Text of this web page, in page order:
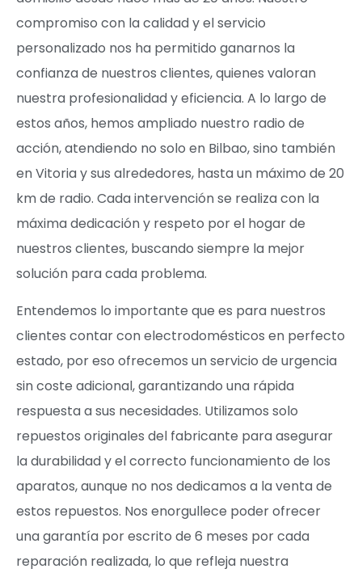
compromiso con la calidad y el servicio
personalizado nos ha permitido ganarnos la
confianza de nuestros clientes, quienes valoran
nuestra profesionalidad y eficiencia. A lo largo de
estos años, hemos ampliado nuestro radio de
acción, atendiendo no solo en Bilbao, sino también
en Vitoria y sus alrededores, hasta un máximo de 20
km de radio. Cada intervención se realiza con la
máxima dedicación y respeto por el hogar de
nuestros clientes, buscando siempre la mejor
solución para cada problema.
Entendemos lo importante que es para nuestros
clientes contar con electrodomésticos en perfecto
estado, por eso ofrecemos un servicio de urgencia
sin coste adicional, garantizando una rápida
respuesta a sus necesidades. Utilizamos solo
repuestos originales del fabricante para asegurar
la durabilidad y el correcto funcionamiento de los
aparatos, aunque no nos dedicamos a la venta de
estos repuestos. Nos enorgullece poder ofrecer
una garantía por escrito de 6 meses por cada
reparación realizada, lo que refleja nuestra